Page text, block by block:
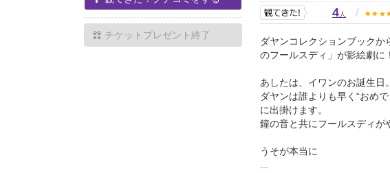
チケットプレゼント終了
4人 / ★ ★ ★ ★
ダヤンコレクションブック
のフールスディ」が影絵劇に！
あしたは、イワンのお誕生日。
ダヤンは誰よりも早く“おめ
に出掛けます。
鐘の音と共にフールスディが
うそが本当に